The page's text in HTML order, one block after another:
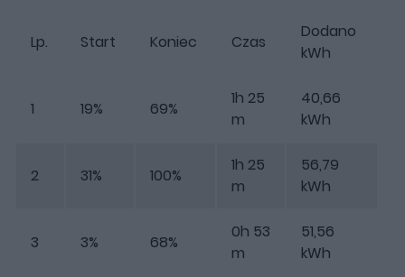
Lp. Start Koniec Czas
Dodano
kWh
1 19% 69%
1h 25
m
40,66
kWh
2 31% 100%
1h 25
m
56,79
kWh
3 3% 68%
0h 53
m
51,56
kWh